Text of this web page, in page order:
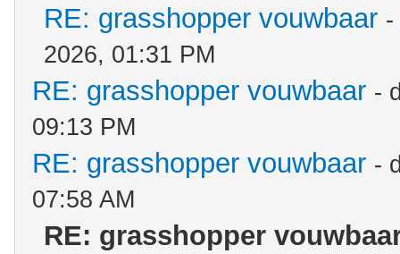
RE: grasshopper vouwbaar
2026, 01:31 PM
RE: grasshopper vouwbaar -
09:13 PM
RE: grasshopper vouwbaar -
07:58 AM
RE: grasshopper